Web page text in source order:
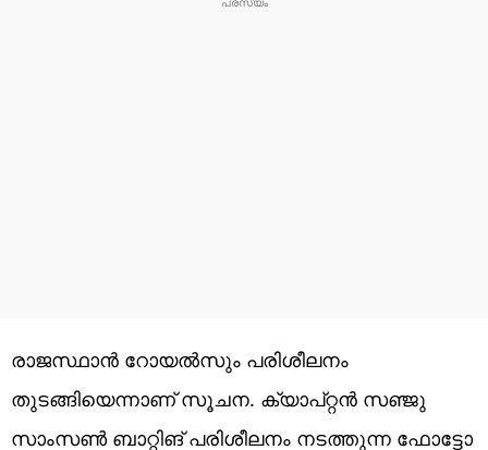
രാജസ്ഥാന്‍ റോയല്‍സും പരിശീലനം
തുടങ്ങിയെന്നാണ് സൂചന. ക്യാപ്റ്റന്‍ സഞ്ജു
സാംസണ്‍ ബാറ്റിങ് പരിശീലനം നടത്തുന്ന ഫോട്ടോ